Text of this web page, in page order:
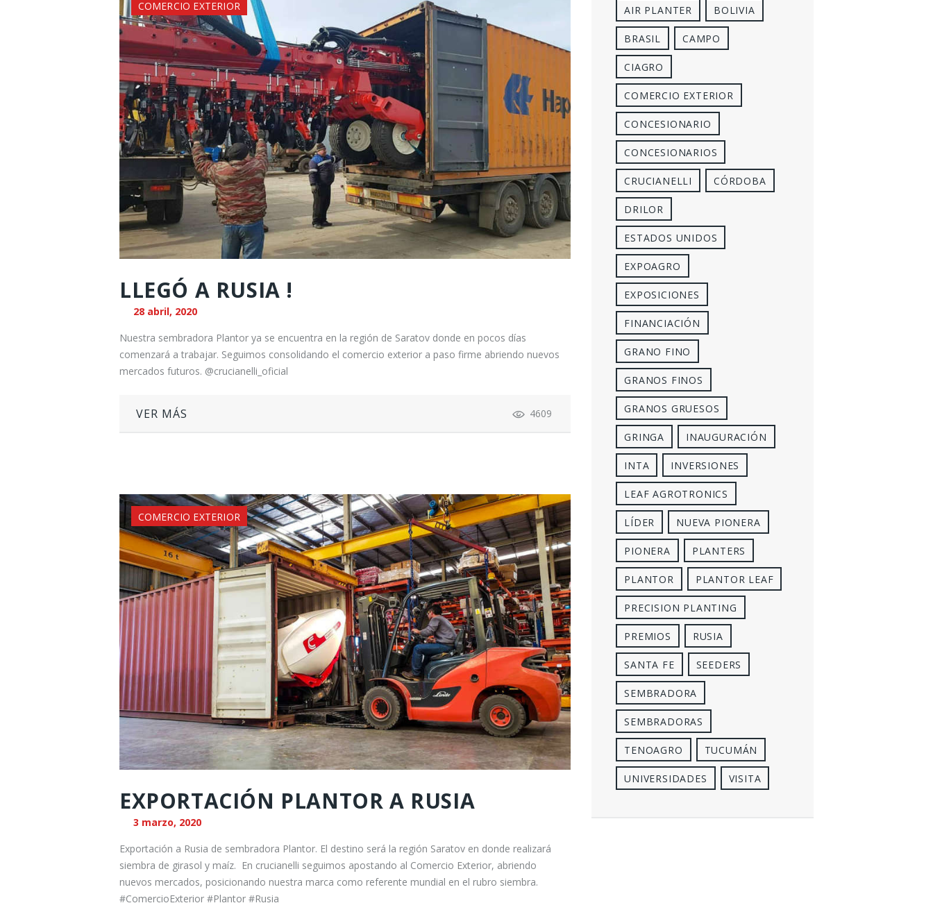
COMERCIO EXTERIOR
LLEGÓ A RUSIA !
28 abril, 2020
Nuestra sembradora Plantor ya se encuentra en la región de Saratov donde en pocos días
comenzará a trabajar. Seguimos consolidando el comercio exterior a paso firme abriendo nuevos
mercados futuros. @crucianelli_oficial
VER MÁS 4609
COMERCIO EXTERIOR
EXPORTACIÓN PLANTOR A RUSIA
3 marzo, 2020
Exportación a Rusia de sembradora Plantor. El destino será la región Saratov en donde realizará
siembra de girasol y maíz. En crucianelli seguimos apostando al Comercio Exterior, abriendo
nuevos mercados, posicionando nuestra marca como referente mundial en el rubro siembra.
#ComercioExterior #Plantor #Rusia
AIR PLANTER BOLIVIA
BRASIL CAMPO
CIAGRO
COMERCIO EXTERIOR
CONCESIONARIO
CONCESIONARIOS
CRUCIANELLI CÓRDOBA
DRILOR
ESTADOS UNIDOS
EXPOAGRO
EXPOSICIONES
FINANCIACIÓN
GRANO FINO
GRANOS FINOS
GRANOS GRUESOS
GRINGA INAUGURACIÓN
INTA INVERSIONES
LEAF AGROTRONICS
LÍDER NUEVA PIONERA
PIONERA PLANTERS
PLANTOR PLANTOR LEAF
PRECISION PLANTING
PREMIOS RUSIA
SANTA FE SEEDERS
SEMBRADORA
SEMBRADORAS
TENOAGRO TUCUMÁN
UNIVERSIDADES VISITA